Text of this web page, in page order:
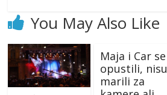
You May Also Like
Maja i Car se
opustili, nisu
marili za